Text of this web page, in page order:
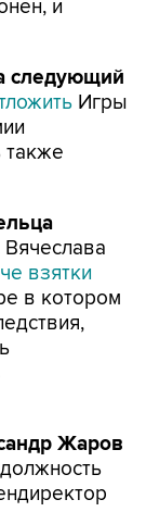
следующий
также
взятки
в котором
Жаров
в январе